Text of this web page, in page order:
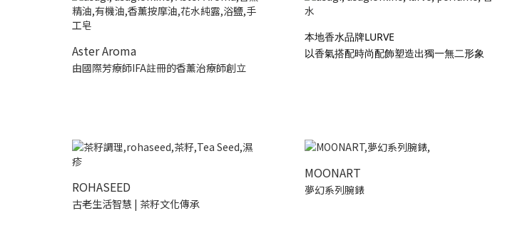
Aster Aroma
由國際芳療師IFA註冊的香薰治療師創立
本地香水品牌LURVE
以香氣搭配時尚配飾塑造出獨一無二形象
ROHASEED
古老生活智慧 | 茶籽文化傳承
MOONART
夢幻系列腕錶